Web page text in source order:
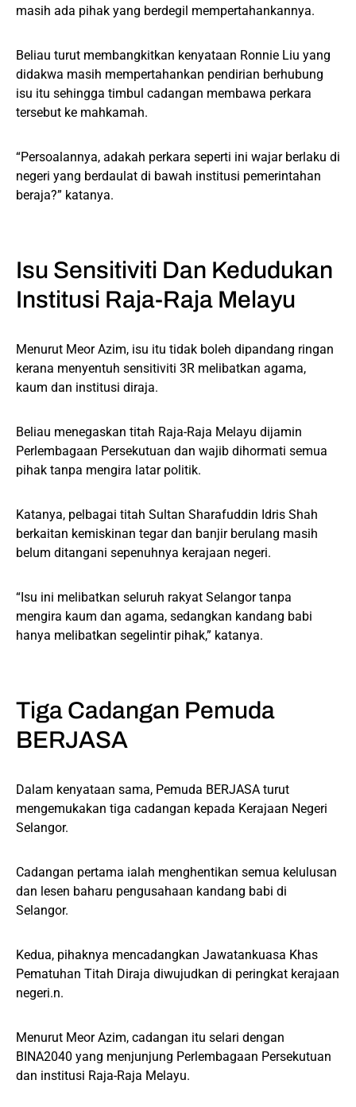
masih ada pihak yang berdegil mempertahankannya.
Beliau turut membangkitkan kenyataan Ronnie Liu yang
didakwa masih mempertahankan pendirian berhubung
isu itu sehingga timbul cadangan membawa perkara
tersebut ke mahkamah.
“Persoalannya, adakah perkara seperti ini wajar berlaku di
negeri yang berdaulat di bawah institusi pemerintahan
beraja?” katanya.
Isu Sensitiviti Dan Kedudukan
Institusi Raja-Raja Melayu
Menurut Meor Azim, isu itu tidak boleh dipandang ringan
kerana menyentuh sensitiviti 3R melibatkan agama,
kaum dan institusi diraja.
Beliau menegaskan titah Raja-Raja Melayu dijamin
Perlembagaan Persekutuan dan wajib dihormati semua
pihak tanpa mengira latar politik.
Katanya, pelbagai titah Sultan Sharafuddin Idris Shah
berkaitan kemiskinan tegar dan banjir berulang masih
belum ditangani sepenuhnya kerajaan negeri.
“Isu ini melibatkan seluruh rakyat Selangor tanpa
mengira kaum dan agama, sedangkan kandang babi
hanya melibatkan segelintir pihak,” katanya.
Tiga Cadangan Pemuda
BERJASA
Dalam kenyataan sama, Pemuda BERJASA turut
mengemukakan tiga cadangan kepada Kerajaan Negeri
Selangor.
Cadangan pertama ialah menghentikan semua kelulusan
dan lesen baharu pengusahaan kandang babi di
Selangor.
Kedua, pihaknya mencadangkan Jawatankuasa Khas
Pematuhan Titah Diraja diwujudkan di peringkat kerajaan
negeri.n.
Menurut Meor Azim, cadangan itu selari dengan
BINA2040 yang menjunjung Perlembagaan Persekutuan
dan institusi Raja-Raja Melayu.